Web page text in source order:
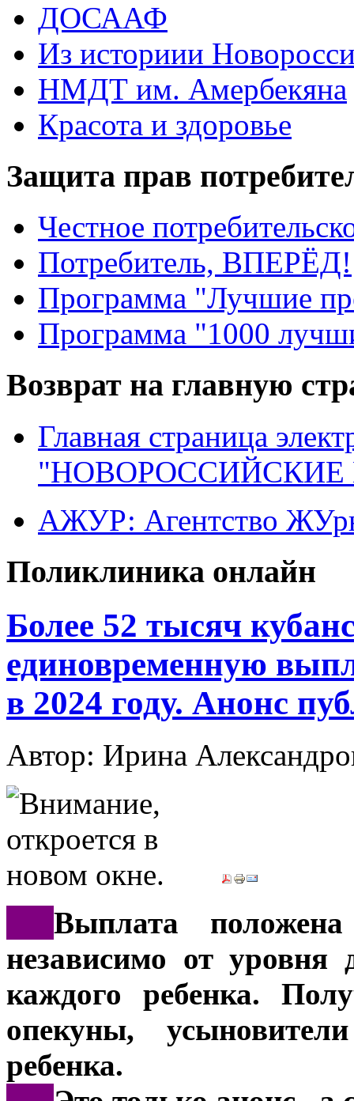
ДОСААФ
Из историии
НМДТ им. Амербекяна
Красота и здоровье
Защита прав
Честное
Потребитель, ВПЕРЁД!
Программа "Лучшие
Программа "1000
Возврат на главную
Главная страница
"НОВОРОССИЙСКИЕ
АЖУР: Агентство
Поликлиника онлайн
Более 52 тысяч
единовременную
в 2024 году. Анонс
Автор: Ирина
Выплата
независимо от уровня
каждого ребенка.
опекуны,
ребенка.